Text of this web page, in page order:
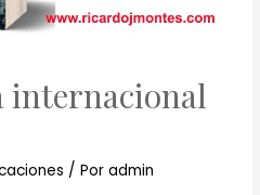
internacional
/ Poradmin